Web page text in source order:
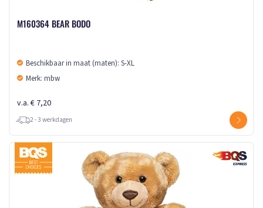
M160364 BEAR BODO
Beschikbaar in maat (maten): S-XL
Merk: mbw
v.a. € 7,20
2 - 3 werkdagen